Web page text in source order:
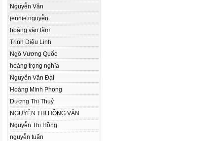
Nguyễn Vân
jennie nguyễn
hoàng văn lãm
Trịnh Diệu Linh
Ngô Vương Quốc
hoàng trọng nghĩa
Nguyễn Văn Đại
Hoàng Minh Phong
Dương Thị Thuỷ
NGUYỄN THỊ HỒNG VÂN
Nguyễn Thị Hồng
nguyễn tuấn